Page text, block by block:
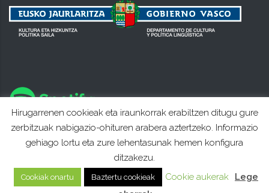
Hirugarrenen cookieak eta iraunkorrak erabiltzen ditugu gure
zerbitzuak nabigazio-ohituren arabera aztertzeko. Informazio
gehiago lortu eta zure lehentasunak hemen konfigura
ditzakezu.
Cookiak onartu Baztertu cookieak Cookie aukerak
Lege